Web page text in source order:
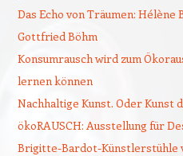
Das Echo von Träumen: Hélène
Gottfried Böhm
Konsumrausch wird zum
lernen können
Nachhaltige Kunst. Oder Kunst
ökoRAUSCH: Ausstellung für
Brigitte-Bardot-Künstlerstühle